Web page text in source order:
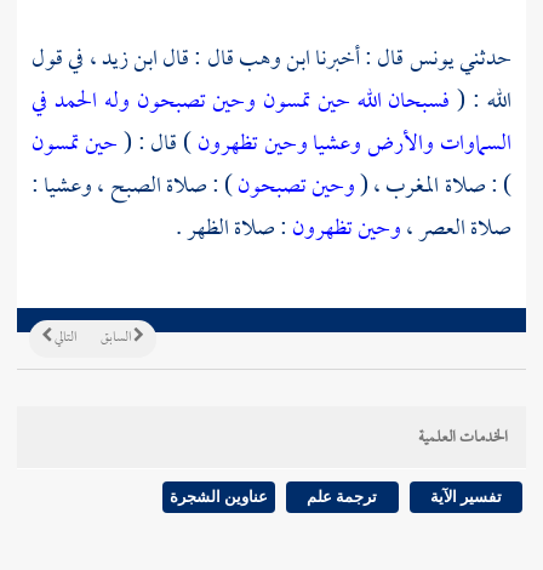
حدثنييونسقال : أخبرناابن وهبقال : قالابن زيد ،في قول
الله : (فسبحان الله حين تمسون وحين تصبحون وله الحمد في
السماوات والأرض وعشيا وحين تظهرون) قال : (حين تمسون
) : صلاة المغرب ، (وحين تصبحون) : صلاة الصبح ، وعشيا :
صلاة العصر ،وحين تظهرون: صلاة الظهر .
التالي السابق
الخدمات العلمية
تفسير الآية ترجمة علم عناوين الشجرة